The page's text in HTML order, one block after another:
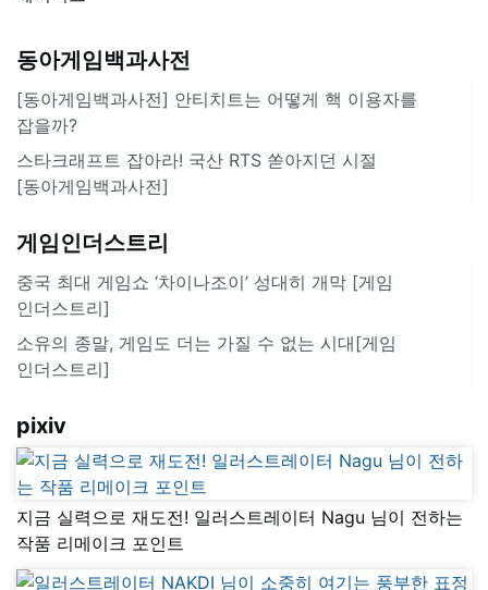
동아게임백과사전
[동아게임백과사전] 안티치트는 어떻게 핵 이용자를
잡을까?
스타크래프트 잡아라! 국산 RTS 쏟아지던 시절
[동아게임백과사전]
게임인더스트리
중국 최대 게임쇼 ‘차이나조이’ 성대히 개막 [게임
인더스트리]
소유의 종말, 게임도 더는 가질 수 없는 시대[게임
인더스트리]
pixiv
지금 실력으로 재도전! 일러스트레이터 Nagu 님이 전하는
작품 리메이크 포인트